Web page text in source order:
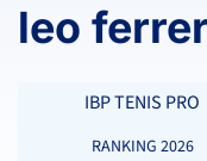
leo
IBP TENIS PRO
RANKING 2026